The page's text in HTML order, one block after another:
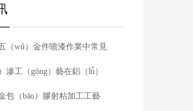
（wǔ）金件噴漆作業中常見
處（chù）理方（fāng）法
滲工（gōng）藝在鋁（lǚ）
金加（jiā）工中的應用
包（bāo）膠射粘加工工藝